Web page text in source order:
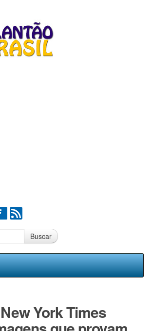
Buscar
York Times